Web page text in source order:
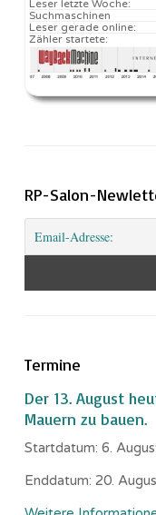
Leser letzte Woche:
Suchmaschinen
Leser gerade online:
Zähler startete:
RP-Salon-
Termine
Der 13. August
Mauern zu bauen.
Startdatum: 6.
Enddatum: 20.